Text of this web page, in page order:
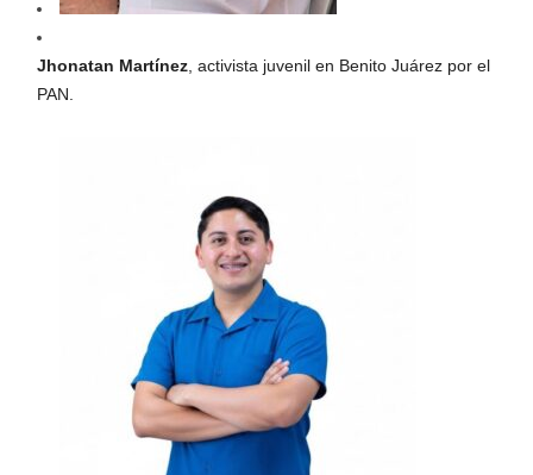
Jhonatan Martínez, activista juvenil en Benito Juárez por el
PAN.